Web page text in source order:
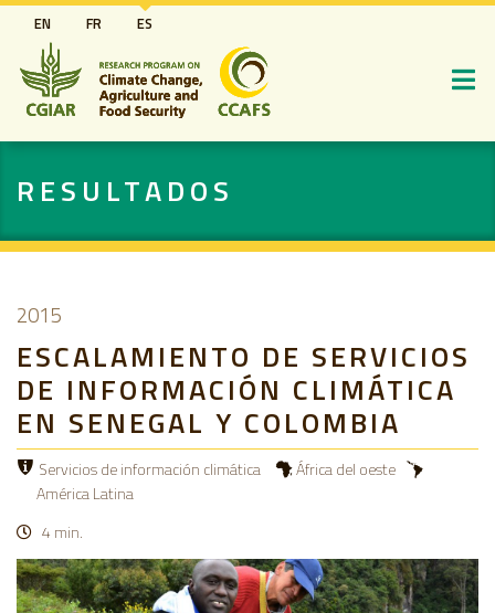
Pasar
al
contenido
principal
EN FR ES
RESULTADOS
2015
ESCALAMIENTO DE SERVICIOS
DE INFORMACIÓN CLIMÁTICA
EN SENEGAL Y COLOMBIA
Servicios de información climática
África del oeste
América Latina
4 min.